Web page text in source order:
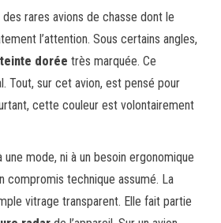
des rares avions de chasse dont le
l’attention. Sous certains angles,
teinte dorée très marquée. Ce
Tout, sur cet avion, est pensé pour
cette couleur est volontairement
mode, ni à un besoin ergonomique
compromis technique assumé. La
vitrage transparent. Elle fait partie